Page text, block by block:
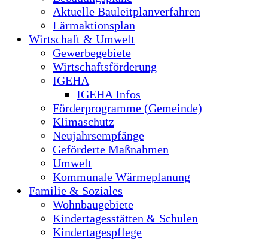
Aktuelle Bauleitplanverfahren
Lärmaktionsplan
Wirtschaft & Umwelt
Gewerbegebiete
Wirtschaftsförderung
IGEHA
IGEHA Infos
Förderprogramme (Gemeinde)
Klimaschutz
Neujahrsempfänge
Geförderte Maßnahmen
Umwelt
Kommunale Wärmeplanung
Familie & Soziales
Wohnbaugebiete
Kindertagesstätten & Schulen
Kindertagespflege